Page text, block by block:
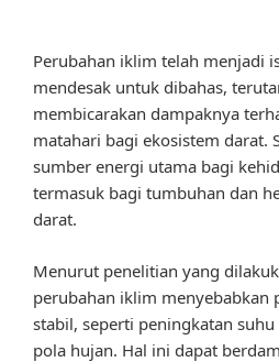
Perubahan iklim telah menjadi
mendesak untuk dibahas,
membicarakan dampaknya
matahari bagi ekosistem darat.
sumber energi utama bagi
termasuk bagi tumbuhan dan
darat.
Menurut penelitian yang
perubahan iklim menyebabkan
stabil, seperti peningkatan
pola hujan. Hal ini dapat